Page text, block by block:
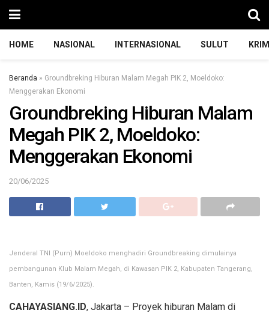
HOME NASIONAL INTERNASIONAL SULUT
Beranda » Groundbreking Hiburan Malam Megah PIK 2, Moeldoko:
Menggerakan Ekonomi
Groundbreking Hiburan Malam
Megah PIK 2, Moeldoko:
Menggerakan Ekonomi
20/06/2025
Jenderal TNI (Purn) Moeldoko menghadiri Groundbreaking dimulainya
pembangunan Klub Malam Megah, di Kawasan PIK 2, Kabupaten Tangerang,
Banten, Kamis (19/6/2025).
CAHAYASIANG.ID, Jakarta – Proyek hiburan Malam di